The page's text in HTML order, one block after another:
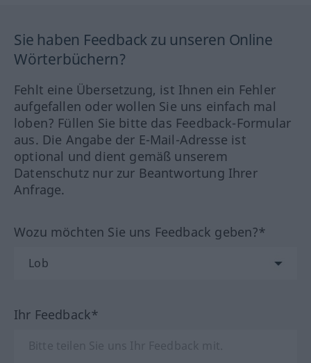
Sie haben Feedback zu unseren Online
Wörterbüchern?
Fehlt eine Übersetzung, ist Ihnen ein Fehler
aufgefallen oder wollen Sie uns einfach mal
loben? Füllen Sie bitte das Feedback-Formular
aus. Die Angabe der E-Mail-Adresse ist
optional und dient gemäß unserem
Datenschutz nur zur Beantwortung Ihrer
Anfrage.
Wozu möchten Sie uns Feedback geben?*
Ihr Feedback*